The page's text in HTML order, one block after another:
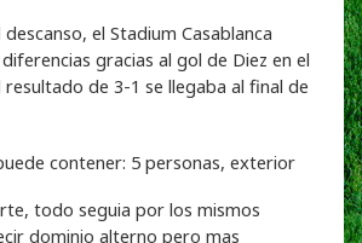
el Stadium Casablanca
gracias al gol de Diez en el
resultado de 3-1 se llegaba al final de
todo seguia por los mismos
dominio alterno pero mas